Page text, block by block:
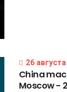
26
China
Moscow-